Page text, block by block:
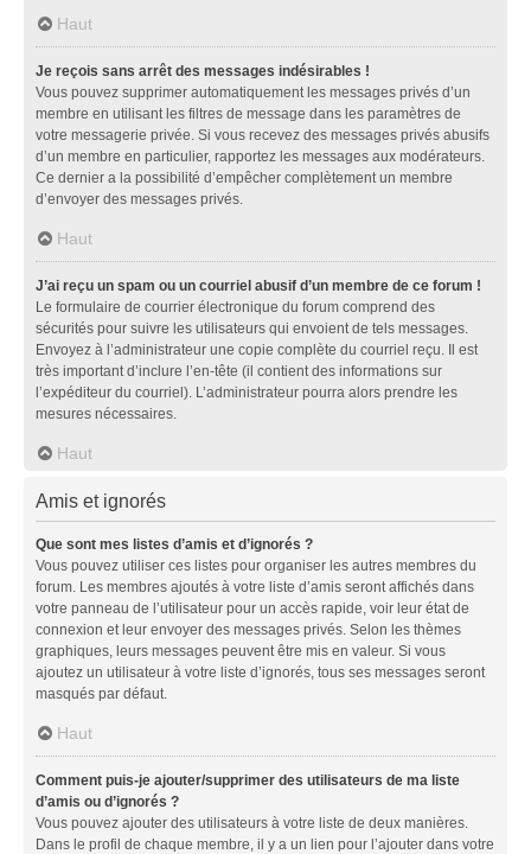
Haut
Je reçois sans arrêt des messages indésirables !
Vous pouvez supprimer automatiquement les messages privés d’un
membre en utilisant les filtres de message dans les paramètres de
votre messagerie privée. Si vous recevez des messages privés abusifs
d’un membre en particulier, rapportez les messages aux modérateurs.
Ce dernier a la possibilité d’empêcher complètement un membre
d’envoyer des messages privés.
Haut
J’ai reçu un spam ou un courriel abusif d’un membre de ce forum !
Le formulaire de courrier électronique du forum comprend des
sécurités pour suivre les utilisateurs qui envoient de tels messages.
Envoyez à l’administrateur une copie complète du courriel reçu. Il est
très important d’inclure l’en-tête (il contient des informations sur
l’expéditeur du courriel). L’administrateur pourra alors prendre les
mesures nécessaires.
Haut
Amis et ignorés
Que sont mes listes d’amis et d’ignorés ?
Vous pouvez utiliser ces listes pour organiser les autres membres du
forum. Les membres ajoutés à votre liste d’amis seront affichés dans
votre panneau de l’utilisateur pour un accès rapide, voir leur état de
connexion et leur envoyer des messages privés. Selon les thèmes
graphiques, leurs messages peuvent être mis en valeur. Si vous
ajoutez un utilisateur à votre liste d’ignorés, tous ses messages seront
masqués par défaut.
Haut
Comment puis-je ajouter/supprimer des utilisateurs de ma liste
d’amis ou d’ignorés ?
Vous pouvez ajouter des utilisateurs à votre liste de deux manières.
Dans le profil de chaque membre, il y a un lien pour l’ajouter dans votre